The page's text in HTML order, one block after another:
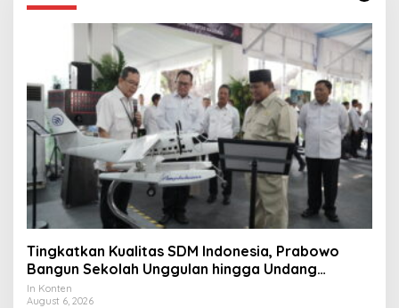
Tingkatkan Kualitas SDM Indonesia, Prabowo
Bangun Sekolah Unggulan hingga Undang
Universitas Terbaik Dunia
In Konten
August 6, 2026